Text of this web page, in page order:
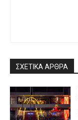
ΣΧΕΤΙΚΑ ΑΡΘΡΑ